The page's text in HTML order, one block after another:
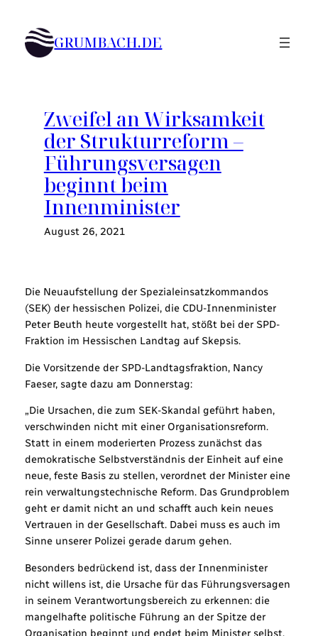
Inhalt
springen GRUMBACH.DE
Zweifel an Wirksamkeit
der Strukturreform –
Führungsversagen
beginnt beim
Innenminister
August 26, 2021
Die Neuaufstellung der Spezialeinsatzkommandos
(SEK) der hessischen Polizei, die CDU-Innenminister
Peter Beuth heute vorgestellt hat, stößt bei der SPD-
Fraktion im Hessischen Landtag auf Skepsis.
Die Vorsitzende der SPD-Landtagsfraktion, Nancy
Faeser, sagte dazu am Donnerstag:
„Die Ursachen, die zum SEK-Skandal geführt haben,
verschwinden nicht mit einer Organisationsreform.
Statt in einem moderierten Prozess zunächst das
demokratische Selbstverständnis der Einheit auf eine
neue, feste Basis zu stellen, verordnet der Minister eine
rein verwaltungstechnische Reform. Das Grundproblem
geht er damit nicht an und schafft auch kein neues
Vertrauen in der Gesellschaft. Dabei muss es auch im
Sinne unserer Polizei gerade darum gehen.
Besonders bedrückend ist, dass der Innenminister
nicht willens ist, die Ursache für das Führungsversagen
in seinem Verantwortungsbereich zu erkennen: die
mangelhafte politische Führung an der Spitze der
Organisation beginnt und endet beim Minister selbst.